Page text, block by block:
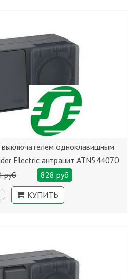
выключателем одноклавишным
Electric антрацит ATN544070
руб
828 руб